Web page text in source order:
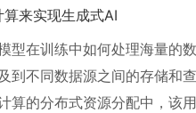
来实现生成式AI
型在训练中如何处理海量的
到不同数据源之间的存储和
算的分布式资源分配中，该